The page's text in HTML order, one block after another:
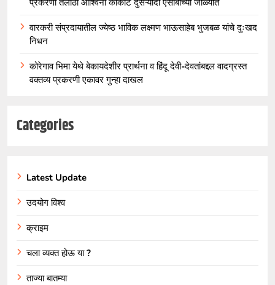
वारकरी संप्रदायातील ज्येष्ठ भाविक लक्ष्मण भाऊसाहेब भुजबळ यांचे दुःखद
निधन
कोरेगाव भिमा येथे बेकायदेशीर प्रार्थना व हिंदू देवी-देवतांबद्दल वादग्रस्त
वक्तव्य प्रकरणी एकावर गुन्हा दाखल
Categories
Latest Update
उदयोग विश्व
क्राइम
चला व्यक्त होऊ या ?
ताज्या बातम्या